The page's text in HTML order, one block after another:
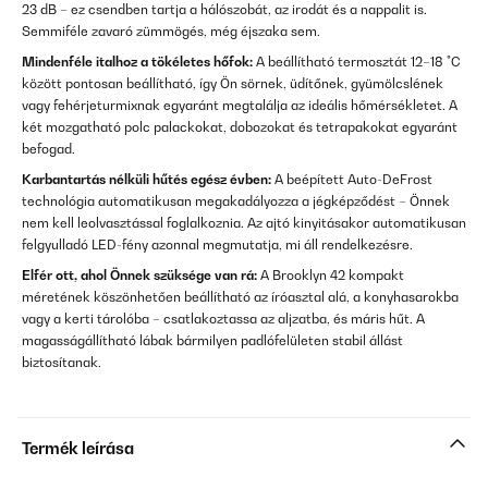
23 dB – ez csendben tartja a hálószobát, az irodát és a nappalit is.
Semmiféle zavaró zümmögés, még éjszaka sem.
Mindenféle italhoz a tökéletes hőfok: A beállítható termosztát 12–18 °C
között pontosan beállítható, így Ön sörnek, üdítőnek, gyümölcslének
vagy fehérjeturmixnak egyaránt megtalálja az ideális hőmérsékletet. A
két mozgatható polc palackokat, dobozokat és tetrapakokat egyaránt
befogad.
Karbantartás nélküli hűtés egész évben: A beépített Auto-DeFrost
technológia automatikusan megakadályozza a jégképződést – Önnek
nem kell leolvasztással foglalkoznia. Az ajtó kinyitásakor automatikusan
felgyulladó LED-fény azonnal megmutatja, mi áll rendelkezésre.
Elfér ott, ahol Önnek szüksége van rá: A Brooklyn 42 kompakt
méretének köszönhetően beállítható az íróasztal alá, a konyhasarokba
vagy a kerti tárolóba – csatlakoztassa az aljzatba, és máris hűt. A
magasságállítható lábak bármilyen padlófelületen stabil állást
biztosítanak.
Termék leírása